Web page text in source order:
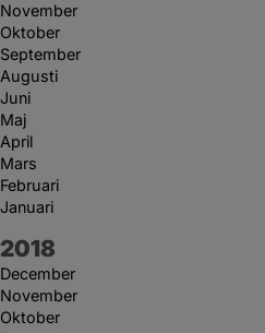
November
Oktober
September
Augusti
Juni
Maj
April
Mars
Februari
Januari
År:
2018
December
November
Oktober